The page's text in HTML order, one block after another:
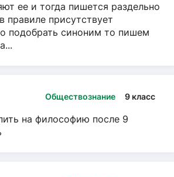
ее и тогда пишется раздельно
правиле присутствует
подобрать синоним то пишем
Обществознание 9 класс
на философию после 9